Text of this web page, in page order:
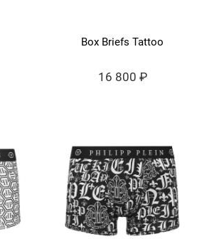
Box Briefs Tattoo
16 800 ₽